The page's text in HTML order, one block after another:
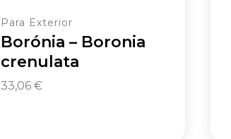
Para Exterior
Borónia – Boronia
crenulata
33,06 €